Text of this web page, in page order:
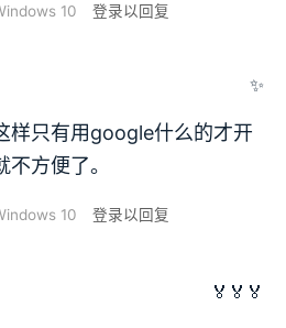
10 登录以回复
✨
样只有用google什么的才开
方便了。
10 登录以回复
🏅🏅🏅